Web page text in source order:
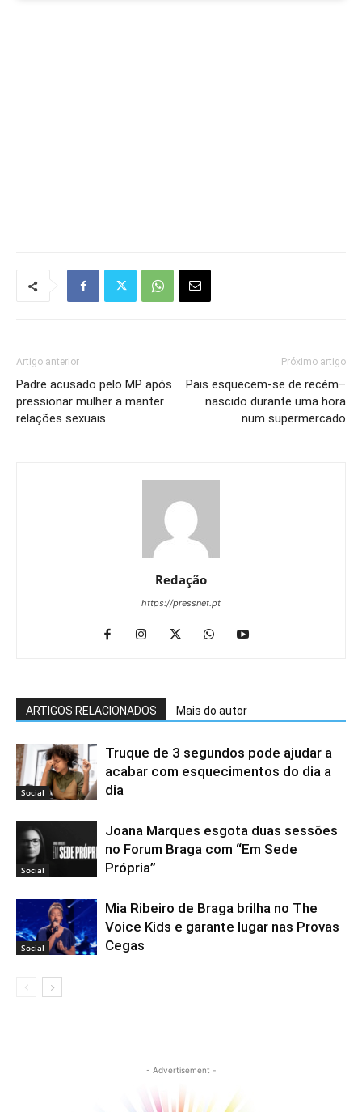
Artigo anterior
Padre acusado pelo MP após
pressionar mulher a manter
relações sexuais
Próximo artigo
Pais esquecem-se de recém–
nascido durante uma hora
num supermercado
Redação
https://pressnet.pt
ARTIGOS RELACIONADOS Mais do autor
Social
Truque de 3 segundos pode ajudar a
acabar com esquecimentos do dia a
dia
Social
Joana Marques esgota duas sessões
no Forum Braga com “Em Sede
Própria”
Social
Mia Ribeiro de Braga brilha no The
Voice Kids e garante lugar nas Provas
Cegas
- Advertisement -